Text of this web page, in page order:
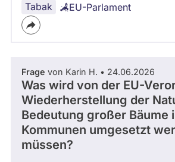
Tabak EU-Parlament
Frage von Karin H. • 24.06.2026
Was wird von der EU-
Wiederherstellung der
Bedeutung großer Bäume
Kommunen umgesetzt
müssen?